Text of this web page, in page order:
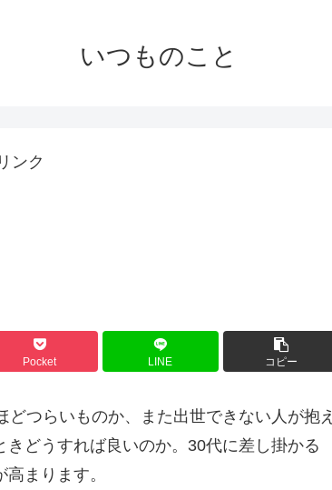
いつものこと
ンク
Pocket LINE コピー
つらいものか、また出世できない人が抱え
どうすれば良いのか。30代に差し掛かる
まります。